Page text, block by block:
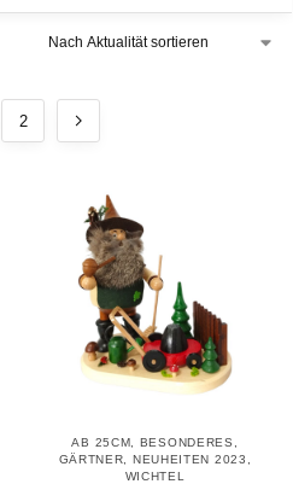
2
AB 25CM BESONDERES
GÄRTNER
NEUHEITEN 2023
WICHTEL